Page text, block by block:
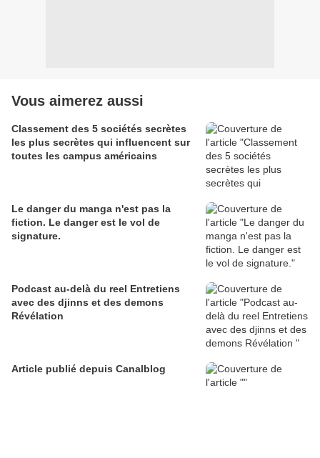
Vous aimerez aussi
Classement des 5 sociétés secrètes
les plus secrètes qui influencent sur
toutes les campus américains
Le danger du manga n'est pas la
fiction. Le danger est le vol de
signature.
Podcast au-delà du reel Entretiens
avec des djinns et des demons
Révélation
Article publié depuis Canalblog